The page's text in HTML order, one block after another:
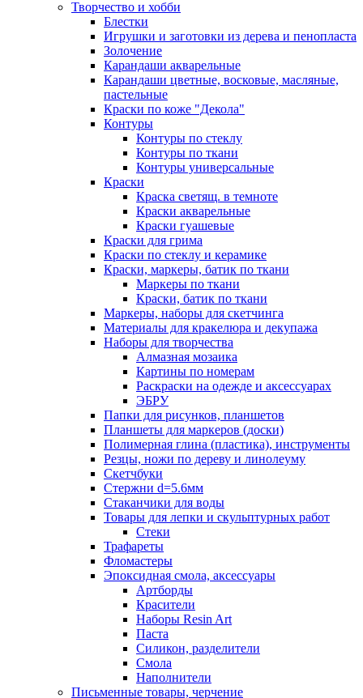
Творчество и хобби
Блестки
Игрушки и заготовки из дерева и пенопласта
Золочение
Карандаши акварельные
Карандаши цветные, восковые, масляные,
пастельные
Краски по коже "Декола"
Контуры
Контуры по стеклу
Контуры по ткани
Контуры универсальные
Краски
Краска светящ. в темноте
Краски акварельные
Краски гуашевые
Краски для грима
Краски по стеклу и керамике
Краски, маркеры, батик по ткани
Маркеры по ткани
Краски, батик по ткани
Маркеры, наборы для скетчинга
Материалы для кракелюра и декупажа
Наборы для творчества
Алмазная мозаика
Картины по номерам
Раскраски на одежде и аксессуарах
ЭБРУ
Папки для рисунков, планшетов
Планшеты для маркеров (доски)
Полимерная глина (пластика), инструменты
Резцы, ножи по дереву и линолеуму
Скетчбуки
Стержни d=5.6мм
Стаканчики для воды
Товары для лепки и скульптурных работ
Стеки
Трафареты
Фломастеры
Эпоксидная смола, аксессуары
Артборды
Красители
Наборы Resin Art
Паста
Силикон, разделители
Смола
Наполнители
Письменные товары, черчение